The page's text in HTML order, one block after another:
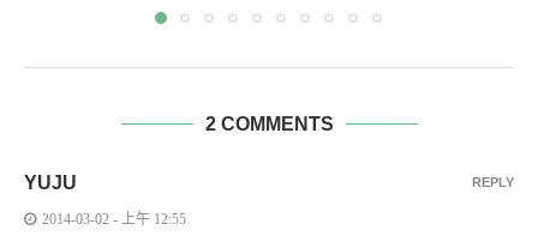
2 COMMENTS
YUJU
2014-03-02 - 上午 12:55
REPLY